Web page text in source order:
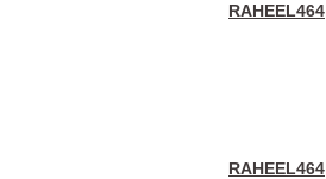
RAHEEL464
RAHEEL464